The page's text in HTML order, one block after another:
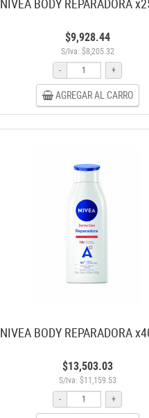
NIVEA BODY REPARADORA
$9,928.44
S/Iva: $8,205.32
-
+
AGREGAR AL CARRO
NIVEA BODY REPARADORA
$13,503.03
S/Iva: $11,159.53
-
+